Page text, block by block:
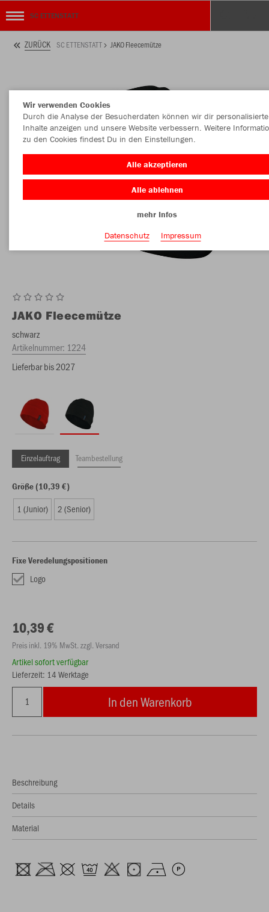
SC ETTENSTATT
ZURÜCK SC ETTENSTATT JAKO Fleecemütze
JAKO Fleecemütze
schwarz
Artikelnummer: 1224
Lieferbar bis 2027
Einzelauftrag Teambestellung
Größe (10,39 €)
1 (Junior) 2 (Senior)
Fixe Veredelungspositionen
Logo
10,39 €
Preis inkl. 19% MwSt. zzgl. Versand
Artikel sofort verfügbar
Lieferzeit: 14 Werktage
In den Warenkorb
Beschreibung
Details
Material
Wir verwenden Cookies
Durch die Analyse der Besucherdaten können wir dir personalisierte
Inhalte anzeigen und unsere Website verbessern. Weitere
zu den Cookies findest Du in den Einstellungen.
Alle akzeptieren
Alle ablehnen
mehr Infos
Datenschutz
Impressum